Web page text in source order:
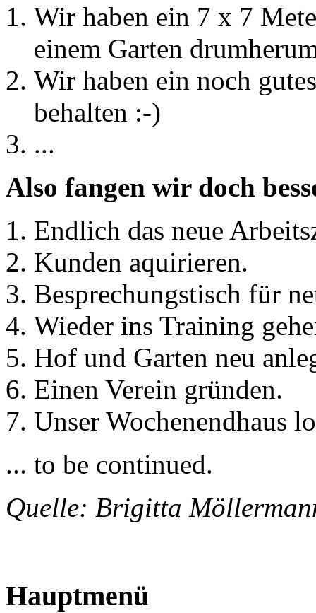
Wir haben ein 7 x 7
einem Garten
Wir haben ein noch
behalten :-)
...
Also fangen wir doch
Endlich das neue
Kunden aquirieren.
Besprechungstisch für
Wieder ins Training
Hof und Garten neu
Einen Verein gründen.
Unser Wochenendhaus
... to be continued.
Quelle: Brigitta
Hauptmenü